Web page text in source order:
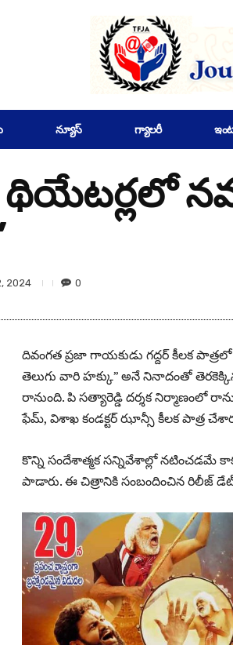
న్యూస్ గ్యాలరీ
2024 0
దివంగత ప్రజా గాయకుడు గద్దర్ కీలక
తెలుగు వారి హక్కు” అనే నినాదంతో
రానుంది. పి సత్యారెడ్డి దర్శక నిర్మాణంలో
ఫేమ్, విశాఖ కండక్టర్ ఝాన్సీ కీలక పాత్ర
కొన్ని సందేశాత్మక సన్నివేశాల్లో నటించడమే
పాడారు. ఈ చిత్రానికి సంబందించిన రిలీజ్ డేట్